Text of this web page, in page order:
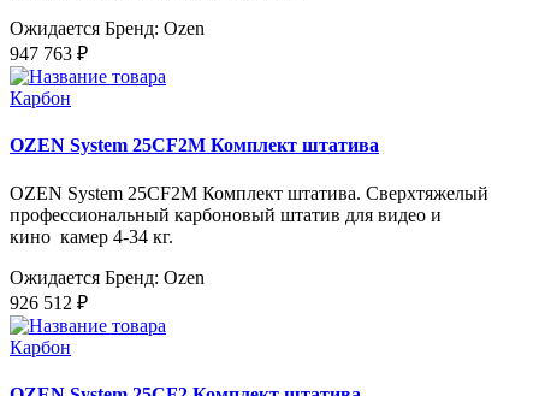
Ожидается Бренд: Ozen
947 763 ₽
Карбон
OZEN System 25CF2M Комплект штатива
OZEN System 25CF2M Комплект штатива. Сверхтяжелый
профессиональный карбоновый штатив для видео и
кино камер 4-34 кг.
Ожидается Бренд: Ozen
926 512 ₽
Карбон